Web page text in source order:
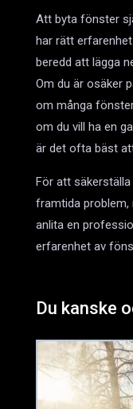
Att byta fönster
har rätt
beredd att lägga
Om du är osäker
om många
om du vill ha en
är det ofta bäst
För att
framtida problem,
anlita en
erfarenhet av
Du kanske